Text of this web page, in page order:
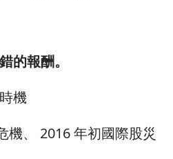
的報酬。
機
機、 2016 年初國際股災